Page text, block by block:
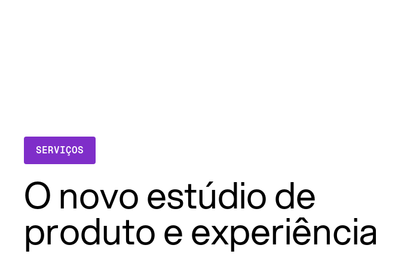
SERVIÇOS
O novo estúdio de
produto e experiência